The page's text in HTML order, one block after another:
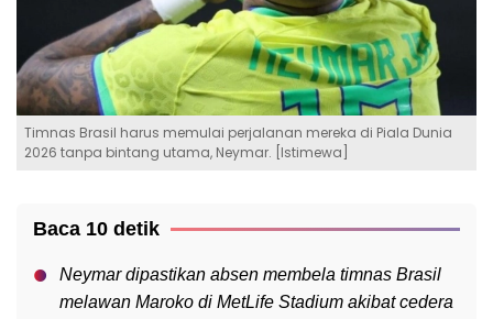
Timnas Brasil harus memulai perjalanan mereka di Piala Dunia
2026 tanpa bintang utama, Neymar. [Istimewa]
Baca 10 detik
Neymar dipastikan absen membela timnas Brasil
melawan Maroko di MetLife Stadium akibat cedera